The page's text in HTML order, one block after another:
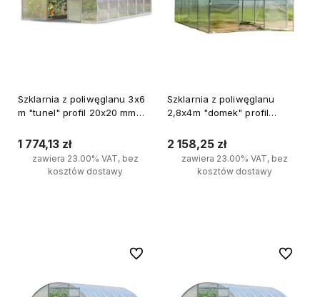
Szklarnia z poliwęglanu 3x6
m "tunel" profil 20x20 mm
1 774,13 zł
zawiera 23.00% VAT, bez
kosztów dostawy
Szklarnia z poliwęglanu
2,8x4m "domek" profil
2 158,25 zł
zawiera 23.00% VAT, bez
kosztów dostawy
Do ulubionych Do